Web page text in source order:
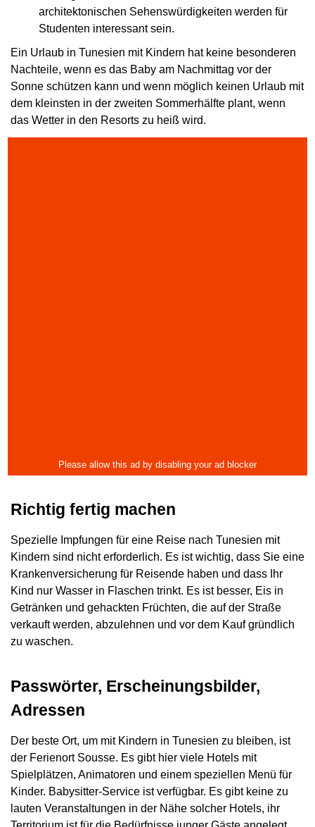
architektonischen Sehenswürdigkeiten werden für
Studenten interessant sein.
Ein Urlaub in Tunesien mit Kindern hat keine besonderen
Nachteile, wenn es das Baby am Nachmittag vor der
Sonne schützen kann und wenn möglich keinen Urlaub mit
dem kleinsten in der zweiten Sommerhälfte plant, wenn
das Wetter in den Resorts zu heiß wird.
Richtig fertig machen
Spezielle Impfungen für eine Reise nach Tunesien mit
Kindern sind nicht erforderlich. Es ist wichtig, dass Sie eine
Krankenversicherung für Reisende haben und dass Ihr
Kind nur Wasser in Flaschen trinkt. Es ist besser, Eis in
Getränken und gehackten Früchten, die auf der Straße
verkauft werden, abzulehnen und vor dem Kauf gründlich
zu waschen.
Passwörter, Erscheinungsbilder,
Adressen
Der beste Ort, um mit Kindern in Tunesien zu bleiben, ist
der Ferienort Sousse. Es gibt hier viele Hotels mit
Spielplätzen, Animatoren und einem speziellen Menü für
Kinder. Babysitter-Service ist verfügbar. Es gibt keine zu
lauten Veranstaltungen in der Nähe solcher Hotels, ihr